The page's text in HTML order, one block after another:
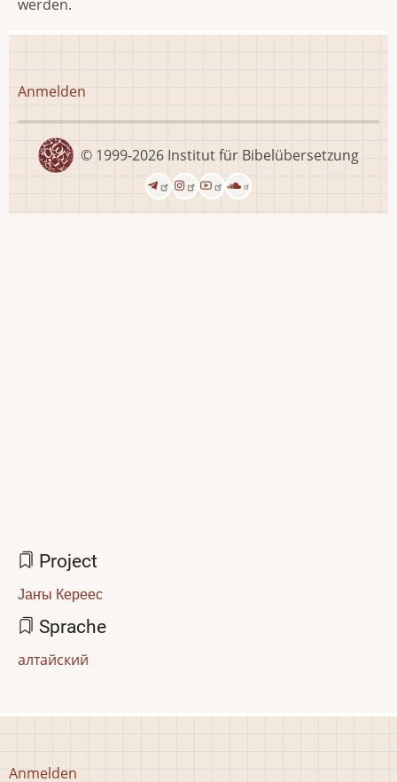
Project
Јаҥы Кереес
Sprache
алтайский
Benutzermenü
Anmelden